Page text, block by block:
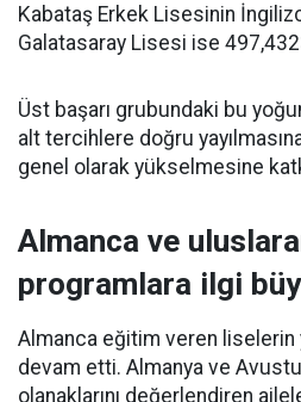
Kabataş Erkek Lisesinin
Galatasaray Lisesi ise
Üst başarı grubundaki bu
alt tercihlere doğru
genel olarak yükselmesine
Almanca ve
programlara ilgi
Almanca eğitim veren liselerin
devam etti. Almanya ve
olanaklarını değerlendiren